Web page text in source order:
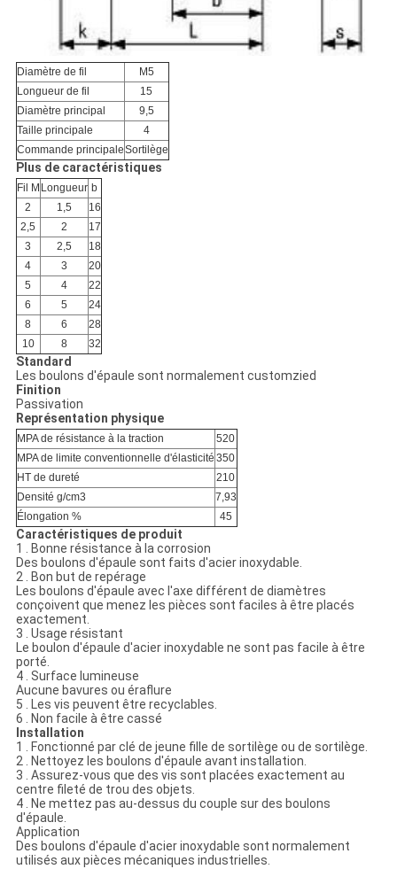
Diamètre de fil
M5
Longueur de fil
15
Diamètre principal
9,5
Taille principale
4
Commande principaleSortilège
Plus de caractéristiques
Fil M Longueur b
2
1,5
16
2,5
2
17
3
2,5
18
4
3
20
5
4
22
6
5
24
8
6
28
10
8 32
Standard
Les boulons d'épaule sont normalement customzied
Finition
Passivation
Représentation physique
MPA de résistance à la traction
520
MPA de limite conventionnelle d'élasticité 350
HT de dureté
210
Densité g/cm3
7,93
Élongation %
45
Caractéristiques de produit
1 . Bonne résistance à la corrosion
Des boulons d'épaule sont faits d'acier inoxydable.
2 . Bon but de repérage
Les boulons d'épaule avec l'axe différent de diamètres
conçoivent que menez les pièces sont faciles à être placés
exactement.
3 . Usage résistant
Le boulon d'épaule d'acier inoxydable ne sont pas facile à être
porté.
4 . Surface lumineuse
Aucune bavures ou éraflure
5 . Les vis peuvent être recyclables.
6 . Non facile à être cassé
Installation
1 . Fonctionné par clé de jeune fille de sortilège ou de sortilège.
2 . Nettoyez les boulons d'épaule avant installation.
3 . Assurez-vous que des vis sont placées exactement au
centre fileté de trou des objets.
4 . Ne mettez pas au-dessus du couple sur des boulons
d'épaule.
Application
Des boulons d'épaule d'acier inoxydable sont normalement
utilisés aux pièces mécaniques industrielles.